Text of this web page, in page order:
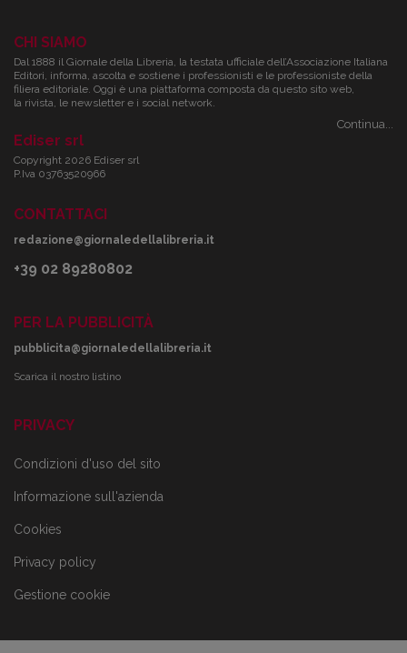
CHI SIAMO
Dal 1888 il Giornale della Libreria, la testata ufficiale dell’Associazione Italiana
Editori, informa, ascolta e sostiene i professionisti e le professioniste della
filiera editoriale. Oggi è una piattaforma composta da questo sito web,
la rivista, le newsletter e i social network.
Continua...
Ediser srl
Copyright 2026 Ediser srl
P.Iva 03763520966
CONTATTACI
redazione@giornaledellalibreria.it
+39 02 89280802
PER LA PUBBLICITÀ
pubblicita@giornaledellalibreria.it
Scarica il nostro listino
PRIVACY
Condizioni d'uso del sito
Informazione sull'azienda
Cookies
Privacy policy
Gestione cookie